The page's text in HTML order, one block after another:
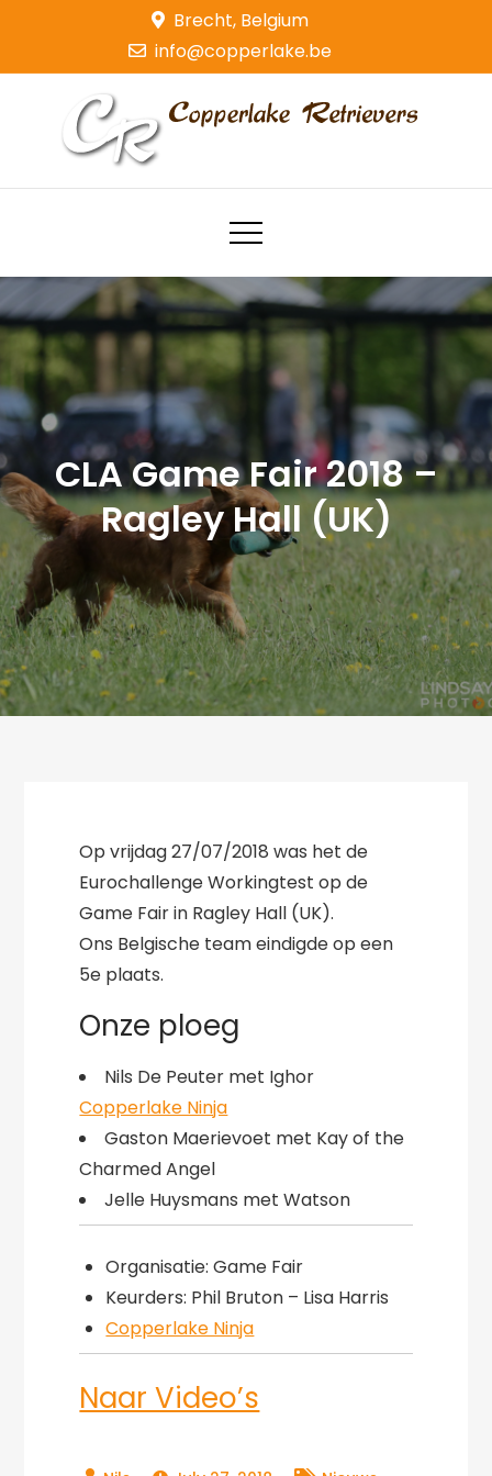
content
Brecht, Belgium
info@copperlake.be
Copperlake Retrievers
Golden Retrievers
CLA Game Fair 2018 –
Ragley Hall (UK)
Op vrijdag 27/07/2018 was het de
Eurochallenge Workingtest op de
Game Fair in Ragley Hall (UK).
Ons Belgische team eindigde op een
5e plaats.
Onze ploeg
Nils De Peuter met Ighor
Copperlake Ninja
Gaston Maerievoet met Kay of the
Charmed Angel
Jelle Huysmans met Watson
Organisatie: Game Fair
Keurders: Phil Bruton – Lisa Harris
Copperlake Ninja
Naar Video’s